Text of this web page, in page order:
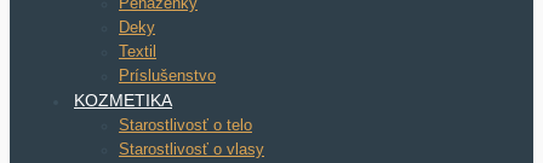
Deky
Textil
Príslušenstvo
KOZMETIKA
Starostlivosť o telo
Starostlivosť o vlasy